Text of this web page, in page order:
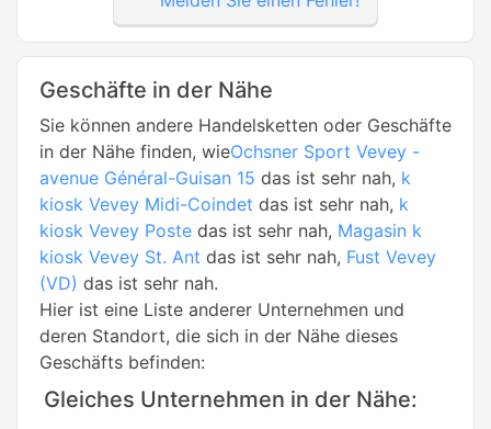
Geschäfte in der Nähe
Sie können andere Handelsketten oder Geschäfte
in der Nähe finden, wieOchsner Sport Vevey -
avenue Général-Guisan 15 das ist sehr nah, k
kiosk Vevey Midi-Coindet das ist sehr nah, k
kiosk Vevey Poste das ist sehr nah, Magasin k
kiosk Vevey St. Ant das ist sehr nah, Fust Vevey
(VD) das ist sehr nah.
Hier ist eine Liste anderer Unternehmen und
deren Standort, die sich in der Nähe dieses
Geschäfts befinden:
Gleiches Unternehmen in der Nähe: